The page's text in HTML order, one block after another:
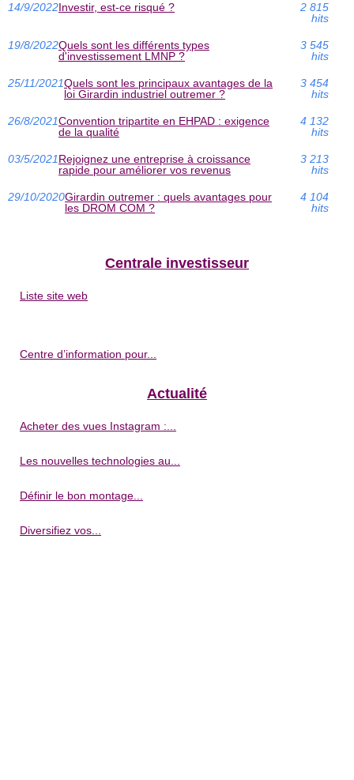
14/9/2022Investir, est-ce risqué ?
2 815
hits
19/8/2022Quels sont les différents types
d'investissement LMNP ?
3 545
hits
25/11/2021Quels sont les principaux avantages de la
loi Girardin industriel outremer ?
3 454
hits
26/8/2021Convention tripartite en EHPAD : exigence
de la qualité
4 132
hits
03/5/2021Rejoignez une entreprise à croissance
rapide pour améliorer vos revenus
3 213
hits
29/10/2020Girardin outremer : quels avantages pour
les DROM COM ?
4 104
hits
Centrale investisseur
Liste site web
Centre d’information pour...
Actualité
Acheter des vues Instagram :...
Les nouvelles technologies au...
Définir le bon montage...
Diversifiez vos...